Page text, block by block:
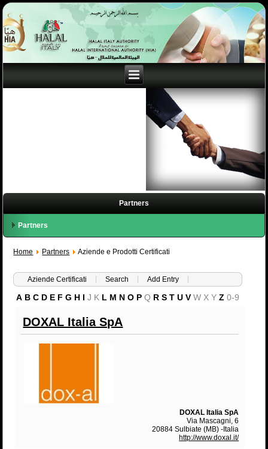
Partners
Partners
Home Partners Aziende e Prodotti Certificati
Aziende Certificati Search Add Entry
A B C D E F G H I J K L M N O P Q R S T U V W X Y Z 0-9
DOXAL Italia SpA
DOXAL Italia SpA
Via Mascagni, 6
20884 Sulbiate (MB) -Italia
http://www.doxal.it/